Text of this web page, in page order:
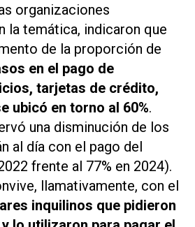
organizaciones
la temática, indicaron que
de la proporción de
en el pago de
tarjetas de crédito,
ubicó en torno al 60%.
una disminución de los
al día con el pago del
frente al 77% en 2024).
llamativamente, con el
inquilinos que pidieron